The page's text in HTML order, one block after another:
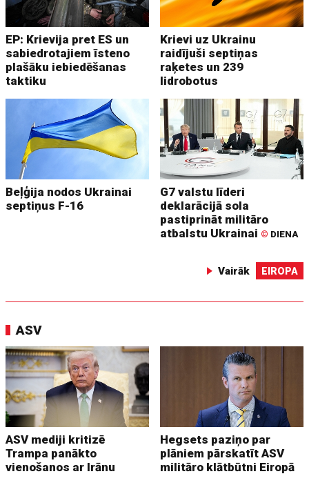
EP: Krievija pret ES un
sabiedrotajiem īsteno
plašāku iebiedēšanas
taktiku
Krievi uz Ukrainu
raidījuši septiņas
raķetes un 239
lidrobotus
Beļģija nodos Ukrainai
septiņus F-16
G7 valstu līderi
deklarācijā sola
pastiprināt militāro
atbalstu Ukrainai © DIENA
Vairāk EIROPA
ASV
ASV mediji kritizē
Trampa panākto
vienošanos ar Irānu
Hegsets paziņo par
plāniem pārskatīt ASV
militāro klātbūtni Eiropā